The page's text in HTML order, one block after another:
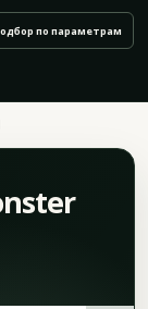
по параметрам